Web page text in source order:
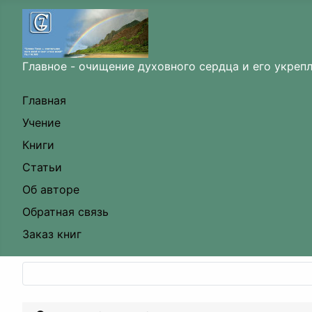
Главное - очищение духовного сердца и его
Главная
Учение
Книги
Статьи
Об авторе
Обратная связь
Заказ книг